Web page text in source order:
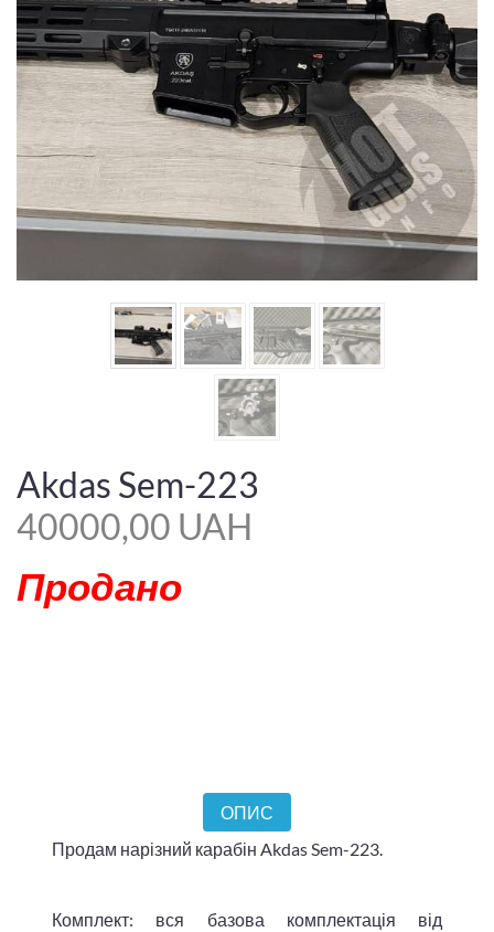
Akdas Sem-223
40000,00 UAH
Продано
ОПИС
Продам нарізний карабін Akdas Sem-223.
Комплект: вся базова комплектація від